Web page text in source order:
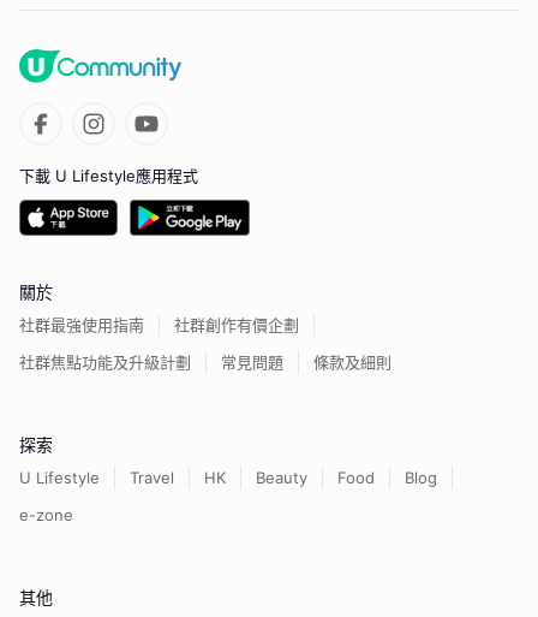
下載 U Lifestyle應用程式
關於
社群最強使用指南
社群創作有價企劃
社群焦點功能及升級計劃
常見問題 條款及細則
探索
U Lifestyle Travel HK Beauty Food
Blog
e-zone
其他